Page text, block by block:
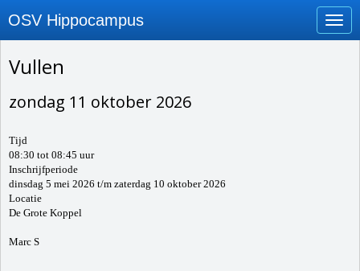
OSV Hippocampus
Vullen
zondag 11 oktober 2026
Tijd
08:30 tot 08:45 uur
Inschrijfperiode
dinsdag 5 mei 2026 t/m zaterdag 10 oktober 2026
Locatie
De Grote Koppel
Marc S